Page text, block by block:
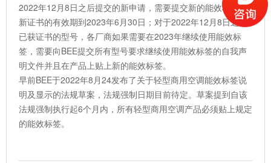
2022年12月8日之后提交的新申请，需要提交新的能效标签，
新证书的有效期到2023年6月30日；对于2022年12月8日之前
已获证书的型号，各厂商如果需要在2023年继续使用能效标
签，需要向BEE提交所有型号要求继续使用能效标签的自我声
明文件并且在产品上贴上新的能效标签。
早前BEE于2022年8月24发布了关于轻型商用空调能效标签说
明及显示的法规草案，法规强制日期目前待定。草案提到自该
法规强制执行起6个月内，所有轻型商用空调产品必须贴上规定
的能效标签。